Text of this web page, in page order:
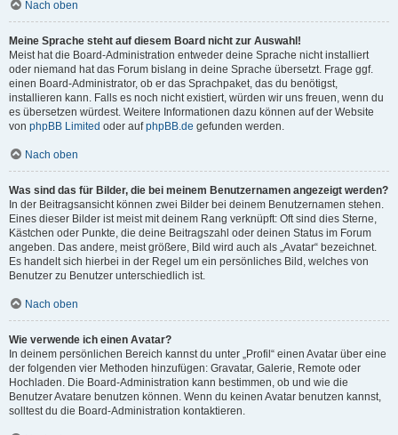
Nach oben
Meine Sprache steht auf diesem Board nicht zur Auswahl!
Meist hat die Board-Administration entweder deine Sprache nicht installiert
oder niemand hat das Forum bislang in deine Sprache übersetzt. Frage ggf.
einen Board-Administrator, ob er das Sprachpaket, das du benötigst,
installieren kann. Falls es noch nicht existiert, würden wir uns freuen, wenn du
es übersetzen würdest. Weitere Informationen dazu können auf der Website
von phpBB Limited oder aufphpBB.de gefunden werden.
Nach oben
Was sind das für Bilder, die bei meinem Benutzernamen angezeigt werden?
In der Beitragsansicht können zwei Bilder bei deinem Benutzernamen stehen.
Eines dieser Bilder ist meist mit deinem Rang verknüpft: Oft sind dies Sterne,
Kästchen oder Punkte, die deine Beitragszahl oder deinen Status im Forum
angeben. Das andere, meist größere, Bild wird auch als „Avatar“ bezeichnet.
Es handelt sich hierbei in der Regel um ein persönliches Bild, welches von
Benutzer zu Benutzer unterschiedlich ist.
Nach oben
Wie verwende ich einen Avatar?
In deinem persönlichen Bereich kannst du unter „Profil“ einen Avatar über eine
der folgenden vier Methoden hinzufügen: Gravatar, Galerie, Remote oder
Hochladen. Die Board-Administration kann bestimmen, ob und wie die
Benutzer Avatare benutzen können. Wenn du keinen Avatar benutzen kannst,
solltest du die Board-Administration kontaktieren.